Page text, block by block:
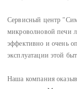
Сервисный центр
микроволновой печи
эффективно и очень
эксплуатации этой
Наша компания